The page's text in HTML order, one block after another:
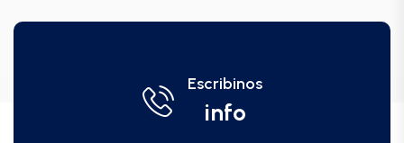
Escribinos
info